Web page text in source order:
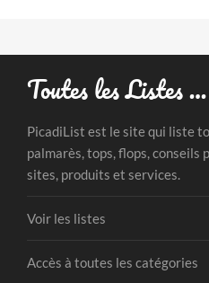
Toutes les Listes …
PicadiList est le site qui liste
palmarès, tops, flops, conseils
sites, produits et services.
Voir les listes
Accès à toutes les catégories